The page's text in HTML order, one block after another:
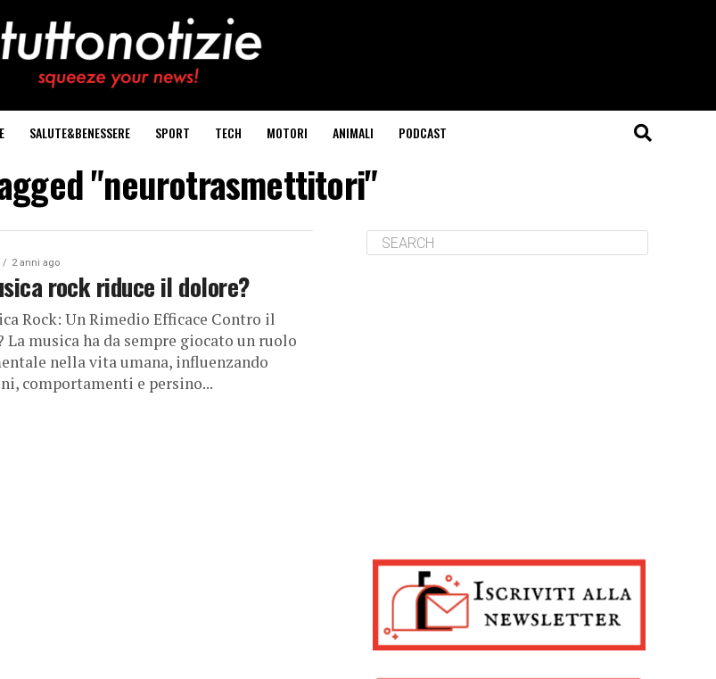
SALUTE&BENESSERE SPORT TECH MOTORI ANIMALI PODCAST
"neurotrasmettitori"
2 anni ago
rock riduce il dolore?
Rock: Un Rimedio Efficace Contro il
La musica ha da sempre giocato un ruolo
nella vita umana, influenzando
comportamenti e persino...